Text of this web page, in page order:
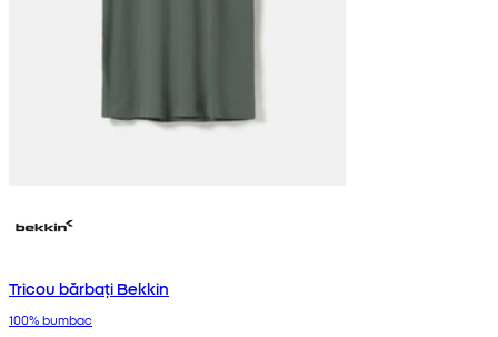
Tricou bărbați Bekkin
100% bumbac